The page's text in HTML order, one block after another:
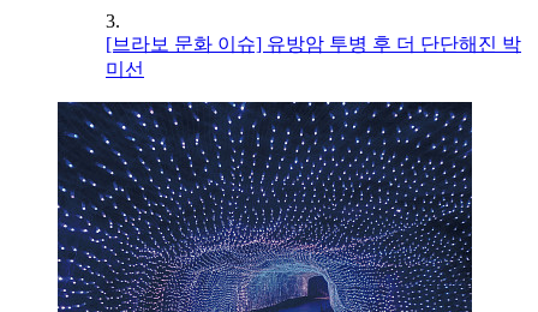
3.
[브라보 문화 이슈] 유방암 투병 후 더 단단해진 박
미선